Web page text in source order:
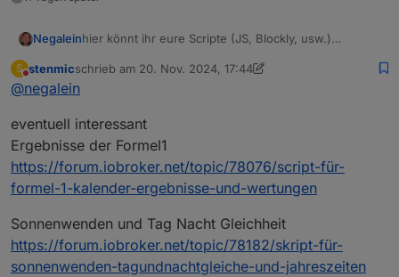
Negaleinhier könnt ihr eure Scripte (JS, Blockly, usw.)
Im Idealfall (kein Muss, aber wäre ideal) erstellt ihr für
Danach wird euer Script in die
aufgenommen!
Ihr könnt gerne auch Scripts von anderen Usern hier
S
Nicht stören
stenmicschrieb am 20. Nov. 2024, 17:44
zuletzt editiert von stenmic
@negalein
eventuell interessant
Ergebnisse der Formel1
https://forum.iobroker.net/topic/78076/script-für-
formel-1-kalender-ergebnisse-und-wertungen
Sonnenwenden und Tag Nacht Gleichheit
https://forum.iobroker.net/topic/78182/skript-für-
sonnenwenden-tagundnachtgleiche-und-jahreszeiten